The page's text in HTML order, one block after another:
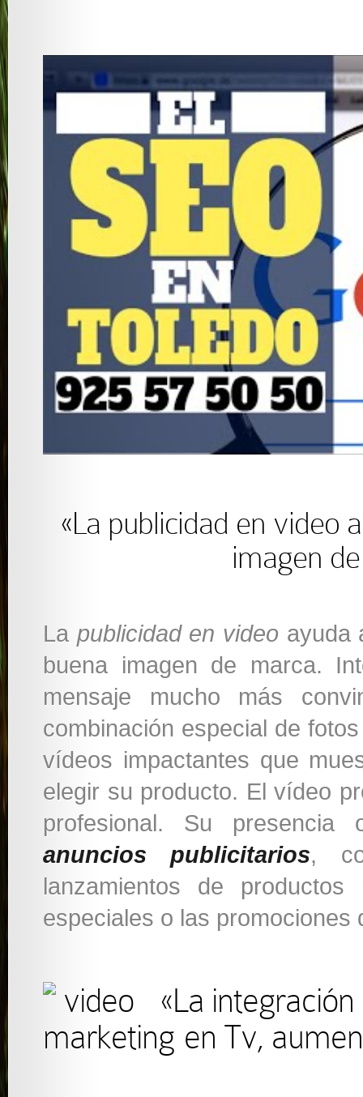
«La publicidad en video
imagen
La publicidad en video ayuda
buena imagen de marca.
mensaje mucho más
combinación especial de
vídeos impactantes que
elegir su producto. El vídeo
profesional. Su presencia
anuncios publicitarios,
lanzamientos de
especiales o las promociones
«La
en Tv,